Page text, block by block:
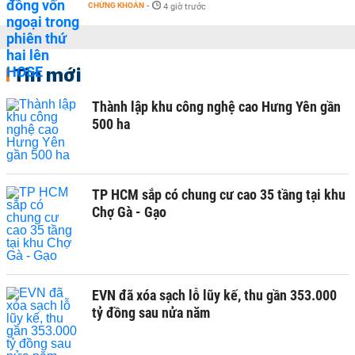
CHỨNG KHOÁN - 4 giờ trước
Tin mới
Thành lập khu công nghệ cao Hưng Yên gần
500 ha
TP HCM sắp có chung cư cao 35 tầng tại khu
Chợ Gà - Gạo
EVN đã xóa sạch lỗ lũy kế, thu gần 353.000
tỷ đồng sau nửa năm